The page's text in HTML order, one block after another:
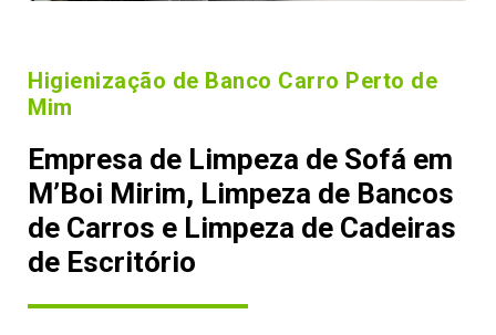
Higienização de Banco Carro Perto de
Mim
Empresa de Limpeza de Sofá em
M’Boi Mirim, Limpeza de Bancos
de Carros e Limpeza de Cadeiras
de Escritório